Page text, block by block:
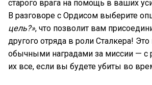
старого врага на помощь в ваших
В разговоре с Ордисом выберите
цель?», что позволит вам
другого отряда в роли Сталкера! Это
обычными наградами за миссии — с
их все, если вы будете убиты во